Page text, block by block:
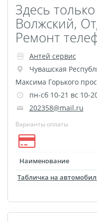
Здесь
Волжский,
Ремонт
Антей сервис
Чувашская
Максима Горького
пн-сб 10-21 вс 10-
202358@mail.ru
Варианты оплаты
Наименование
Табличка на